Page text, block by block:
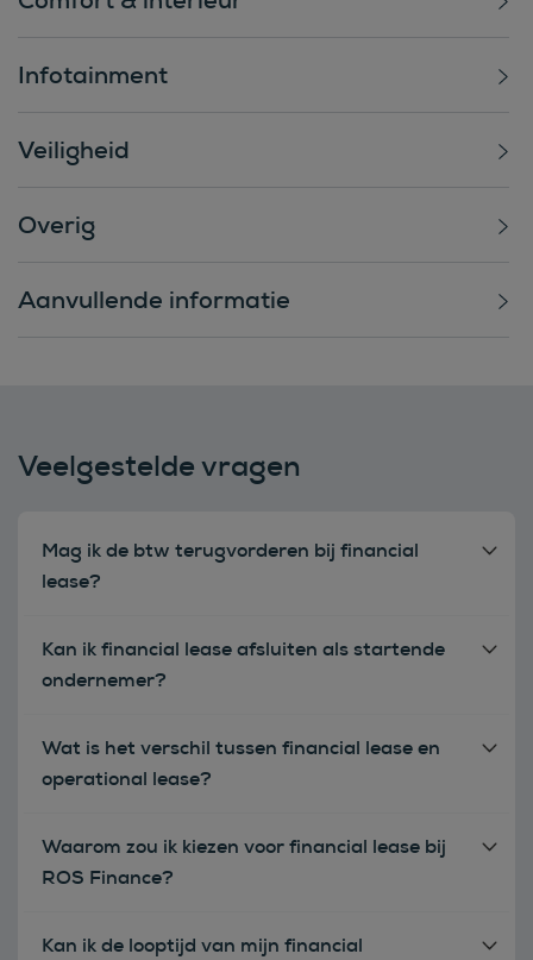
Infotainment
Veiligheid
Overig
Aanvullende informatie
Veelgestelde vragen
Mag ik de btw terugvorderen bij financial
lease?
Kan ik financial lease afsluiten als startende
ondernemer?
Wat is het verschil tussen financial lease en
operational lease?
Waarom zou ik kiezen voor financial lease bij
ROS Finance?
Kan ik de looptijd van mijn financial